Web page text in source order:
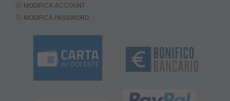
MODIFICA ACCOUNT
MODIFICA PASSWORD